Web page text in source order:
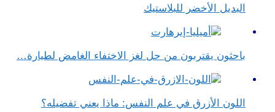
البديل الأخضر للبلاستيك
باحثون يقتربون من حل لغز الاختفاء الغامض لطيارة…
اللون الأزرق في علم النفس​: ماذا يعني تفضيله؟